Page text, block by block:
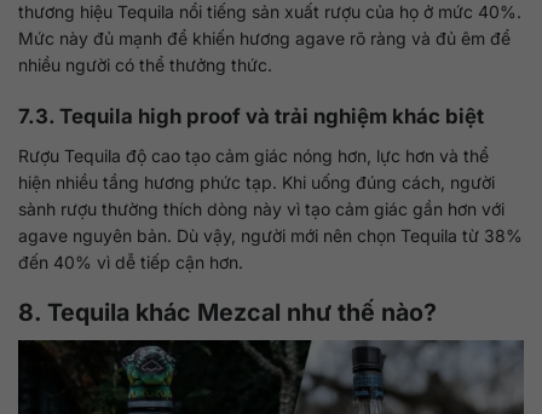
thương hiệu Tequila nổi tiếng sản xuất rượu của họ ở mức 40%.
Mức này đủ mạnh để khiến hương agave rõ ràng và đủ êm để
nhiều người có thể thưởng thức.
7.3. Tequila high proof và trải nghiệm khác biệt
Rượu Tequila độ cao tạo cảm giác nóng hơn, lực hơn và thể
hiện nhiều tầng hương phức tạp. Khi uống đúng cách, người
sành rượu thường thích dòng này vì tạo cảm giác gần hơn với
agave nguyên bản. Dù vậy, người mới nên chọn Tequila từ 38%
đến 40% vì dễ tiếp cận hơn.
8. Tequila khác Mezcal như thế nào?